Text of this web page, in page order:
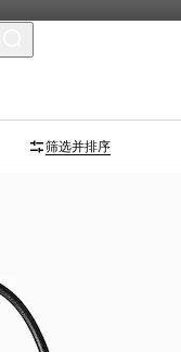
筛选并排序